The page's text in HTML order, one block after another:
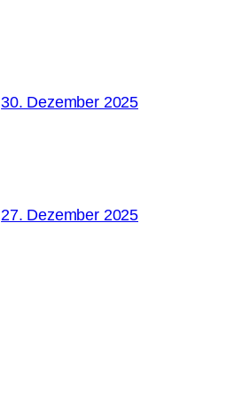
30. Dezember 2025
27. Dezember 2025